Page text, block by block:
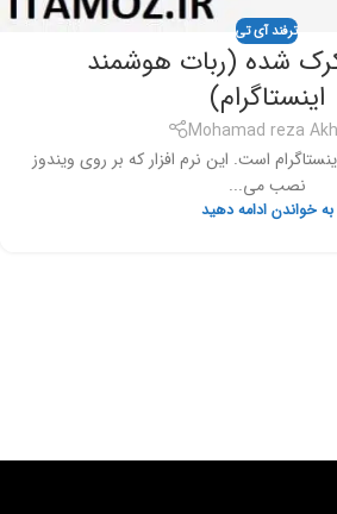
ترفند آی تی
کرک شده (ربات هوشمند
اینستاگرام)
Mohamad reza
است. این نرم افزار که بر روی ویندوز
نصب می...
به خواندن ادامه دهید